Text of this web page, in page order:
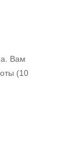
Вам
(10